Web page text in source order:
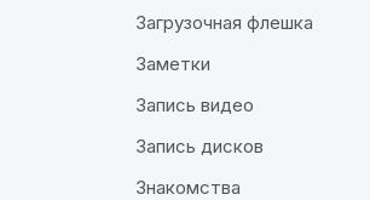
Загрузочная флешка
Заметки
Запись видео
Запись дисков
Знакомства